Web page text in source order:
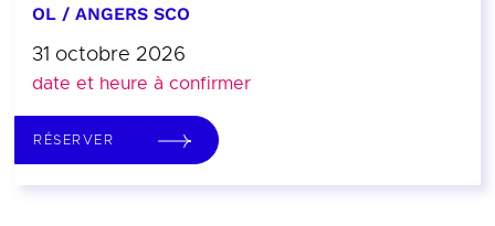
OL / ANGERS SCO
31 octobre 2026
date et heure à confirmer
RÉSERVER